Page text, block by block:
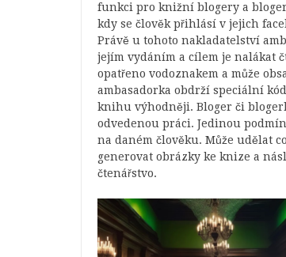
funkci pro knižní blogery a
kdy se člověk přihlásí v jejich
Právě u tohoto nakladatelství
jejím vydáním a cílem je nalákat
opatřeno vodoznakem a může
ambasadorka obdrží speciální
knihu výhodněji. Bloger či
odvedenou práci. Jedinou
na daném člověku. Může udělat
generovat obrázky ke knize a
čtenářstvo.